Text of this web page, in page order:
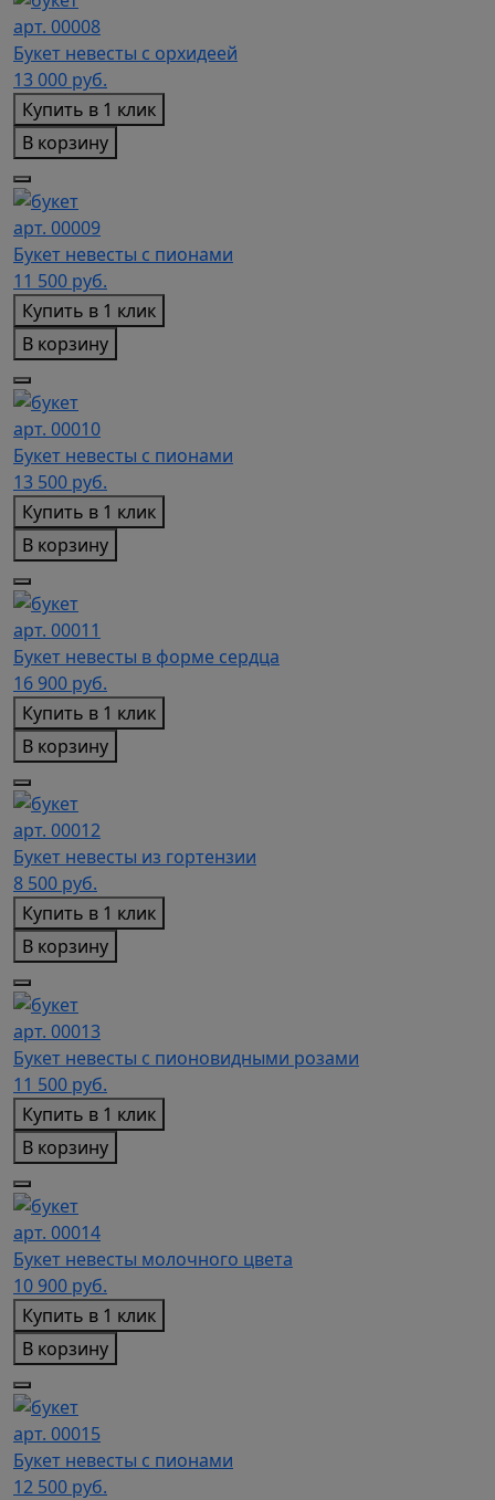
арт. 00008
Букет невесты с орхидеей
13 000 руб.
Купить в 1 клик
В корзину
арт. 00009
Букет невесты с пионами
11 500 руб.
Купить в 1 клик
В корзину
арт. 00010
Букет невесты с пионами
13 500 руб.
Купить в 1 клик
В корзину
арт. 00011
Букет невесты в форме сердца
16 900 руб.
Купить в 1 клик
В корзину
арт. 00012
Букет невесты из гортензии
8 500 руб.
Купить в 1 клик
В корзину
арт. 00013
Букет невесты с пионовидными розами
11 500 руб.
Купить в 1 клик
В корзину
арт. 00014
Букет невесты молочного цвета
10 900 руб.
Купить в 1 клик
В корзину
арт. 00015
Букет невесты с пионами
12 500 руб.